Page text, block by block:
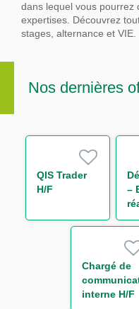
dans lequel vous pourrez
expertises. Découvrez
stages, alternance et VIE.
Nos dernières
QIS Trader
H/F
–
IT
Chargé de
interne H/F